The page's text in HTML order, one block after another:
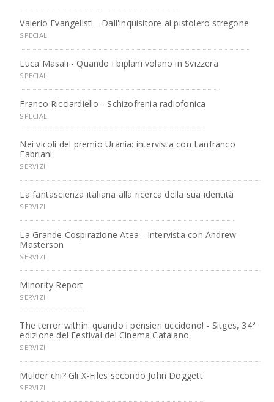
Valerio Evangelisti - Dall'inquisitore al pistolero stregone
SPECIALI
Luca Masali - Quando i biplani volano in Svizzera
SPECIALI
Franco Ricciardiello - Schizofrenia radiofonica
SPECIALI
Nei vicoli del premio Urania: intervista con Lanfranco
Fabriani
SERVIZI
La fantascienza italiana alla ricerca della sua identità
SERVIZI
La Grande Cospirazione Atea - Intervista con Andrew
Masterson
SERVIZI
Minority Report
SERVIZI
The terror within: quando i pensieri uccidono! - Sitges, 34°
edizione del Festival del Cinema Catalano
SERVIZI
Mulder chi? Gli X-Files secondo John Doggett
SERVIZI